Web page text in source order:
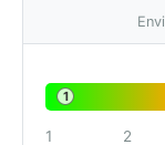
1
1 2